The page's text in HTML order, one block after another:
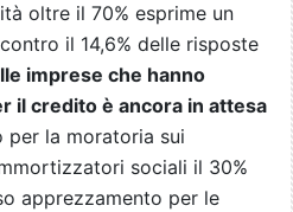
oltre il 70% esprime un
il 14,6% delle risposte
imprese che hanno
il credito è ancora in attesa
per la moratoria sui
sociali il 30%
apprezzamento per le